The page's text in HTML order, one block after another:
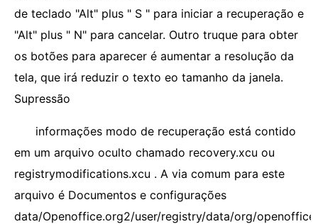
de teclado "Alt" plus " S " para iniciar a recuperação e
"Alt" plus " N" para cancelar. Outro truque para obter
os botões para aparecer é aumentar a resolução da
tela, que irá reduzir o texto eo tamanho da janela.
Supressão
informações modo de recuperação está contido
em um arquivo oculto chamado recovery.xcu ou
registrymodifications.xcu . A via comum para este
arquivo é Documentos e configurações
data/Openoffice.org2/user/registry/data/org/